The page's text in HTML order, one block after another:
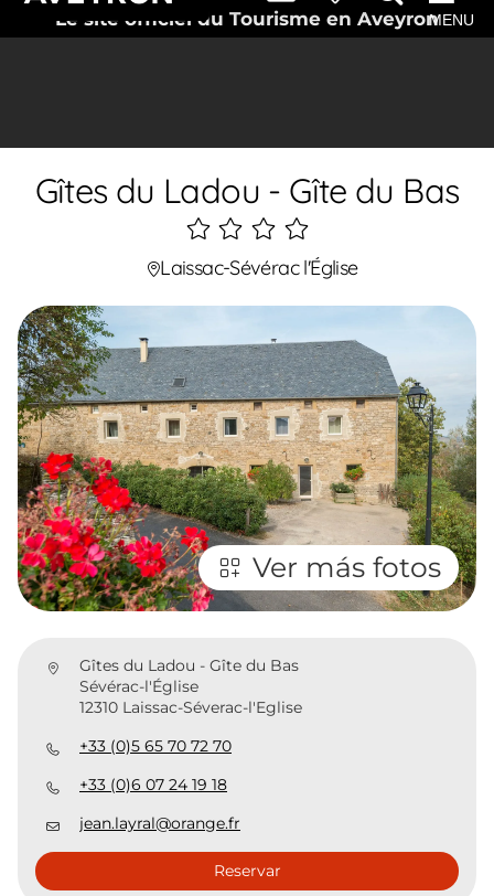
Le site officiel du Tourisme en AveyronMENU
Gîtes du Ladou - Gîte du Bas
4
étoiles
Laissac-Sévérac l'Église
Ver más fotos
Gîtes du Ladou - Gîte du Bas
Sévérac-l'Église
12310 Laissac-Séverac-l'Eglise
+33 (0)5 65 70 72 70
+33 (0)6 07 24 19 18
jean.layral@orange.fr
Reservar